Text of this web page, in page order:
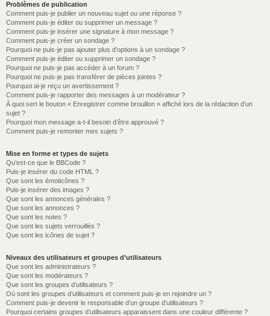
Problèmes de publication
Comment puis-je publier un nouveau sujet ou une réponse ?
Comment puis-je éditer ou supprimer un message ?
Comment puis-je insérer une signature à mon message ?
Comment puis-je créer un sondage ?
Pourquoi ne puis-je pas ajouter plus d’options à un sondage ?
Comment puis-je éditer ou supprimer un sondage ?
Pourquoi ne puis-je pas accéder à un forum ?
Pourquoi ne puis-je pas transférer de pièces jointes ?
Pourquoi ai-je reçu un avertissement ?
Comment puis-je rapporter des messages à un modérateur ?
À quoi sert le bouton « Enregistrer comme brouillon » affiché lors de la rédaction d’un
sujet ?
Pourquoi mon message a-t-il besoin d’être approuvé ?
Comment puis-je remonter mes sujets ?
Mise en forme et types de sujets
Qu’est-ce que le BBCode ?
Puis-je insérer du code HTML ?
Que sont les émoticônes ?
Puis-je insérer des images ?
Que sont les annonces générales ?
Que sont les annonces ?
Que sont les notes ?
Que sont les sujets verrouillés ?
Que sont les icônes de sujet ?
Niveaux des utilisateurs et groupes d’utilisateurs
Que sont les administrateurs ?
Que sont les modérateurs ?
Que sont les groupes d’utilisateurs ?
Où sont les groupes d’utilisateurs et comment puis-je en rejoindre un ?
Comment puis-je devenir le responsable d’un groupe d’utilisateurs ?
Pourquoi certains groupes d’utilisateurs apparaissent dans une couleur différente ?